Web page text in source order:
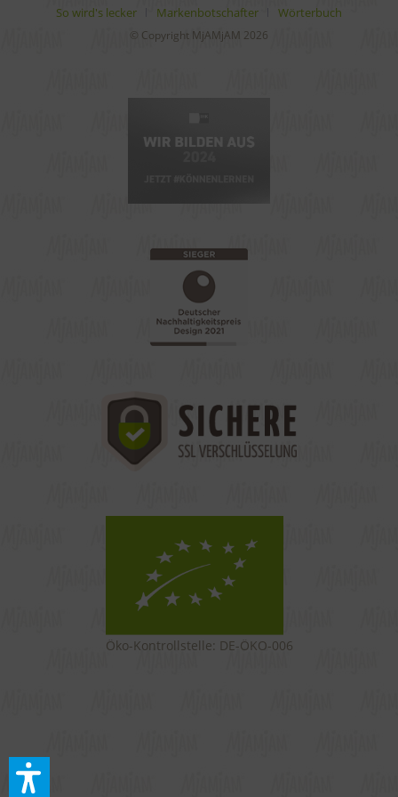
So wird's lecker
Markenbotschafter Wörterbuch
© Copyright MjAMjAM 2026
Öko-Kontrollstelle: DE-ÖKO-006